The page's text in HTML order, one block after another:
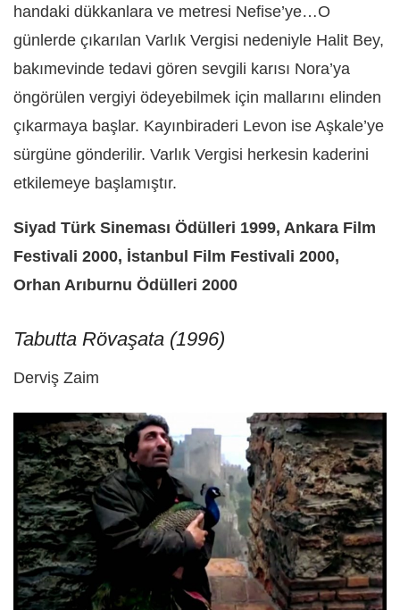
handaki dükkanlara ve metresi Nefise’ye…O
günlerde çıkarılan Varlık Vergisi nedeniyle Halit Bey,
bakımevinde tedavi gören sevgili karısı Nora’ya
öngörülen vergiyi ödeyebilmek için mallarını elinden
çıkarmaya başlar. Kayınbiraderi Levon ise Aşkale’ye
sürgüne gönderilir. Varlık Vergisi herkesin kaderini
etkilemeye başlamıştır.
Siyad Türk Sineması Ödülleri 1999, Ankara Film
Festivali 2000, İstanbul Film Festivali 2000,
Orhan Arıburnu Ödülleri 2000
Tabutta Rövaşata (1996)
Derviş Zaim